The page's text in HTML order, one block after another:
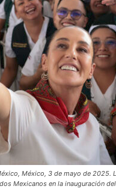
México, 3 de mayo de 2025.
Mexicanos en la inauguración